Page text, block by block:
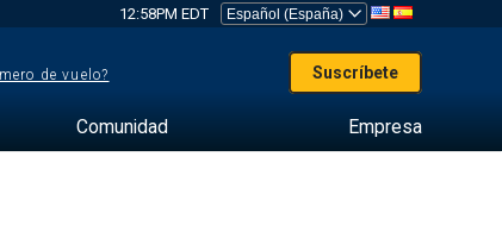
12:58PM EDT
de vuelo? Suscríbete
Comunidad Empresa